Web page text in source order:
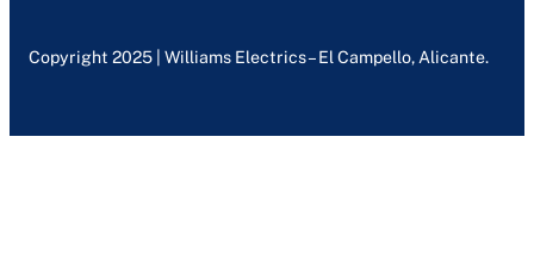
Copyright 2025 | Williams Electrics – El Campello, Alicante.